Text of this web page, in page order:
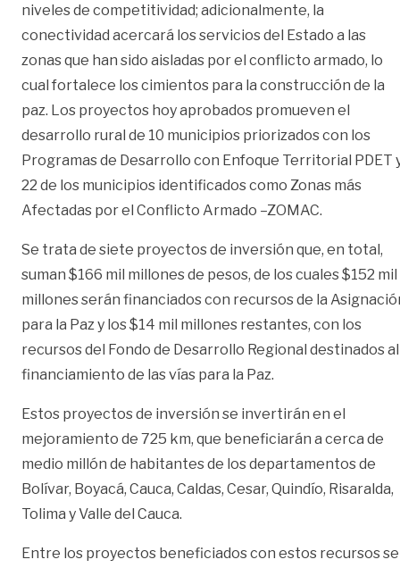
niveles de competitividad; adicionalmente, la
conectividad acercará los servicios del Estado a las
zonas que han sido aisladas por el conflicto armado, lo
cual fortalece los cimientos para la construcción de la
paz. Los proyectos hoy aprobados promueven el
desarrollo rural de 10 municipios priorizados con los
Programas de Desarrollo con Enfoque Territorial PDET
22 de los municipios identificados como Zonas más
Afectadas por el Conflicto Armado –ZOMAC.
Se trata de siete proyectos de inversión que, en total,
suman $166 mil millones de pesos, de los cuales $152 mil
millones serán financiados con recursos de la
para la Paz y los $14 mil millones restantes, con los
recursos del Fondo de Desarrollo Regional destinados al
financiamiento de las vías para la Paz.
Estos proyectos de inversión se invertirán en el
mejoramiento de 725 km, que beneficiarán a cerca de
medio millón de habitantes de los departamentos de
Bolívar, Boyacá, Cauca, Caldas, Cesar, Quindío, Risaralda,
Tolima y Valle del Cauca.
Entre los proyectos beneficiados con estos recursos se